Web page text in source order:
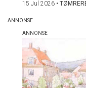
15 Jul 2026 •